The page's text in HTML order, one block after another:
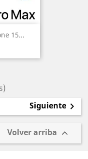
15...
Siguiente 
Volver arriba 